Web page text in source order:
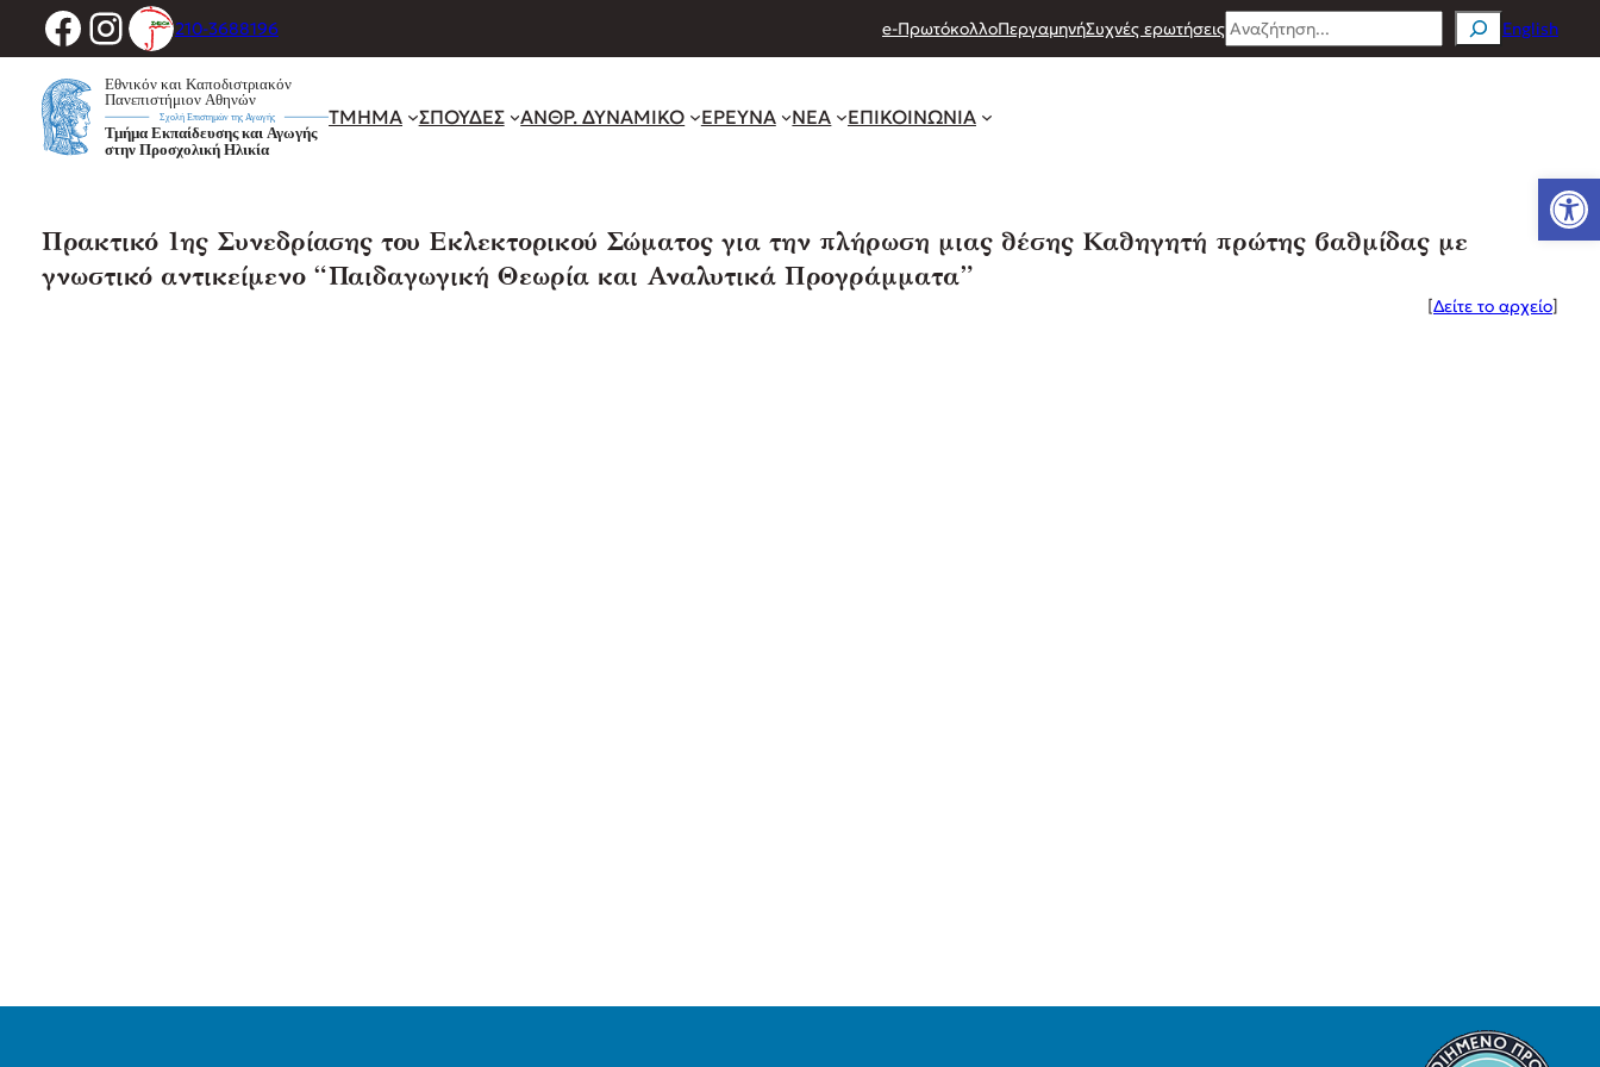
Μετάβαση
περιεχόμενο
Facebook
Instagram
210-3688196 e-ΠρωτόκολλοΠεργαμηνήΣυχνές ερωτήσειςSearch English
ΤΜΗΜΑ ΣΠΟΥΔΕΣ ΑΝΘΡ. ΔΥΝΑΜΙΚΟ ΕΡΕΥΝΑ ΝΕΑ ΕΠΙΚΟΙΝΩΝΙΑ
Πρακτικό 1ης Συνεδρίασης του Εκλεκτορικού Σώματος για την πλήρωση μιας θέσης Καθηγητή πρώτης βαθμίδας με
γνωστικό αντικείμενο “Παιδαγωγική Θεωρία και Αναλυτικά Προγράμματα”
[Δείτε το αρχείο]